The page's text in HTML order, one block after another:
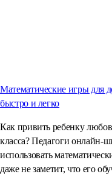
Математические игры для
быстро и легко
Как привить ребенку
класса? Педагоги онлайн-
использовать
даже не заметит, что его